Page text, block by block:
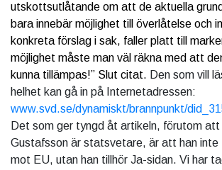
utskottsutlåtande om att de aktuella
bara innebär möjlighet till överlåtelse och
konkreta förslag i sak, faller platt till
möjlighet måste man väl räkna med att
kunna tillämpas!” Slut citat. Den som vill
helhet kan gå in på Internetadressen:
www.svd.se/dynamiskt/brannpunkt/
Det som ger tyngd åt artikeln, förutom att
Gustafsson är statsvetare, är att han inte
mot EU, utan han tillhör Ja-sidan. Vi har